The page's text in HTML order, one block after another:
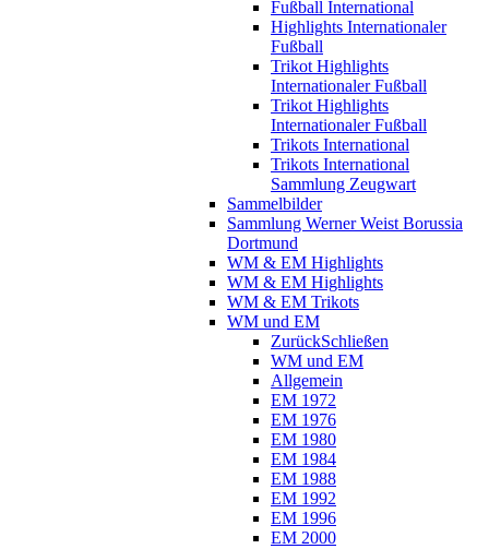
Fußball International
Highlights Internationaler
Fußball
Trikot Highlights
Internationaler Fußball
Trikot Highlights
Internationaler Fußball
Trikots International
Trikots International
Sammlung Zeugwart
Sammelbilder
Sammlung Werner Weist Borussia
Dortmund
WM & EM Highlights
WM & EM Highlights
WM & EM Trikots
WM und EM
ZurückSchließen
WM und EM
Allgemein
EM 1972
EM 1976
EM 1980
EM 1984
EM 1988
EM 1992
EM 1996
EM 2000